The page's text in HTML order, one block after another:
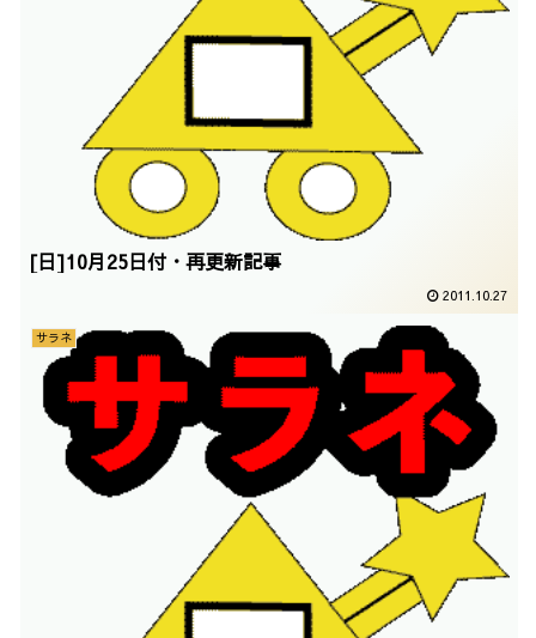
[日]10月25日付・再更新記事
2011.10.27
サラネ